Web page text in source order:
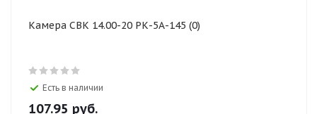
Камера СВК 14.00-20 РК-5А-145 (0)
Есть в наличии
107.95 руб.